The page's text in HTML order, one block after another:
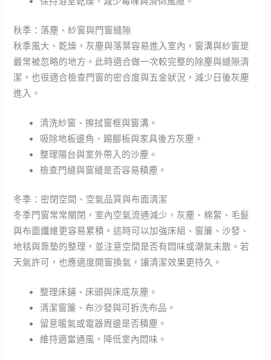
秋季：落塵、紗窗與門窗縫隙
秋季風大、乾燥，灰塵與落葉容易進入室內，窗溝與紗窗是
最常被忽略的地方。此時適合做一次較完整的除塵與縫隙清
潔，也很適合檢查門窗的密合度與五金狀況，減少日後灰塵
進入。
清洗紗窗、擦拭窗框與窗溝。
吸除地板邊角、踢腳板與家具後方灰塵。
整理陽台與室外帶入的沙塵。
檢查門縫與窗縫是否容易積塵。
冬季：密閉空間、空氣品質與布面清潔
冬季門窗常常關閉，室內空氣流通減少，灰塵、棉絮、毛髮
與布面纖維更容易累積。這時可以加強床組、窗簾、沙發、
地毯與靠墊的整理，並注意空間是否有悶味或潮氣未散。若
天氣許可，也應適度開窗換氣，讓清潔效果更持久。
整理床鋪、床頭與床底灰塵。
清潔窗簾、布沙發與可拆洗布品。
留意暖氣或電器周邊是否積塵。
維持適當通風，降低室內悶味。